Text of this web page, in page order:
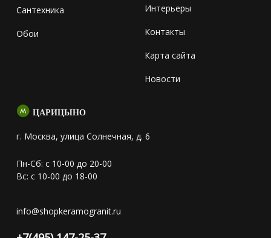
Сантехника
Обои
Интерьеры
Контакты
Карта сайта
Новости
ЦАРИЦЫНО
г. Москва, улица Солнечная, д. 6
Пн-Сб: с 10-00 до 20-00
Вс: с 10-00 до 18-00
info@shopkeramogranit.ru